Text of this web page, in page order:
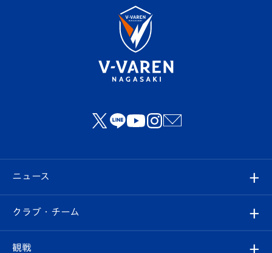
ニュース
すべて
クラブ・チーム
観戦